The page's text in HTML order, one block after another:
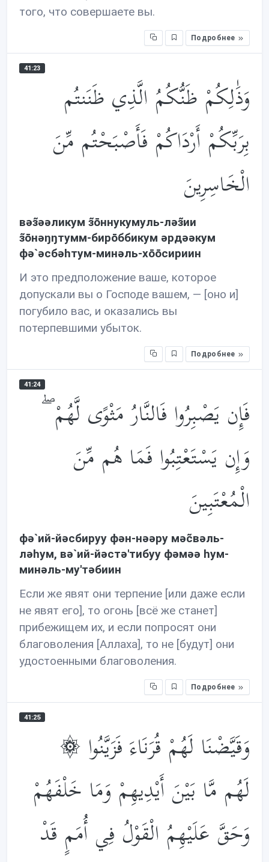
того, что совершаете вы.
Подробнее
41:23
وَذَ‌ٰلِكُمْ ظَنُّكُمُ الَّذِي ظَنَنتُم
بِرَبِّكُمْ أَرْدَاكُمْ فَأَصْبَحْتُم مِّنَ
الْخَاسِرِينَ
вəз̃əəликум з̃ōннукумуль-лəз̃ии
з̃ōнəŋŋтумм-бирōббикум əрдəəкум
фə`əсбəhтум-минəль-хōōсириин
И это предположение ваше, которое
допускали вы о Господе вашем, — [оно и]
погубило вас, и оказались вы
потерпевшими убыток.
Подробнее
41:24
فَإِن يَصْبِرُوا فَالنَّارُ مَثْوًى لَّهُمْ ۖ
وَإِن يَسْتَعْتِبُوا فَمَا هُم مِّنَ
الْمُعْتَبِينَ
фə`ий-йəсбируу фəн-нəəру мəc̃вəль-
лəhум, вə`ий-йəстə'тибуу фəмəə hум-
минəль-му'тəбиин
Если же явят они терпение [или даже если
не явят его], то огонь [всё же станет]
прибежищем их, и если попросят они
благоволения [Аллаха], то не [будут] они
удостоенными благоволения.
Подробнее
41:25
۞ وَقَيَّضْنَا لَهُمْ قُرَنَاءَ فَزَيَّنُوا
لَهُم مَّا بَيْنَ أَيْدِيهِمْ وَمَا خَلْفَهُمْ
وَحَقَّ عَلَيْهِمُ الْقَوْلُ فِي أُمَمٍ قَدْ